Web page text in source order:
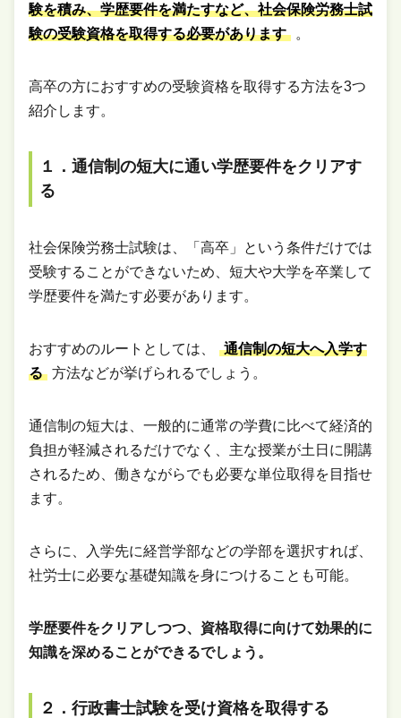
験を積み、学歴要件を満たすなど、社会保険労務士試
験の受験資格を取得する必要があります
。
高卒の方におすすめの受験資格を取得する方法を3つ
紹介します。
１．通信制の短大に通い学歴要件をクリアす
る
社会保険労務士試験は、「高卒」という条件だけでは
受験することができないため、短大や大学を卒業して
学歴要件を満たす必要があります。
おすすめのルートとしては、
通信制の短大へ入学す
る 方法などが挙げられるでしょう。
通信制の短大は、一般的に通常の学費に比べて経済的
負担が軽減されるだけでなく、主な授業が土日に開講
されるため、働きながらでも必要な単位取得を目指せ
ます。
さらに、入学先に経営学部などの学部を選択すれば、
社労士に必要な基礎知識を身につけることも可能。
学歴要件をクリアしつつ、資格取得に向けて効果的に
知識を深めることができるでしょう。
２．行政書士試験を受け資格を取得する